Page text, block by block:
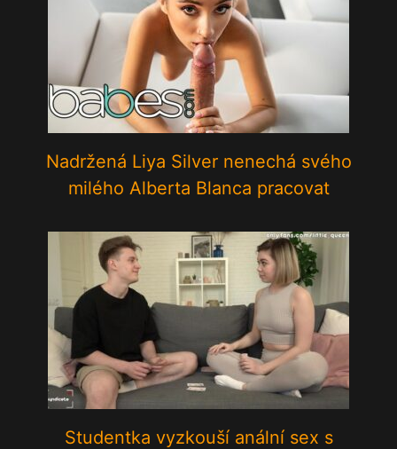
Nadržená Liya Silver nenechá svého
milého Alberta Blanca pracovat
Studentka vyzkouší anální sex s